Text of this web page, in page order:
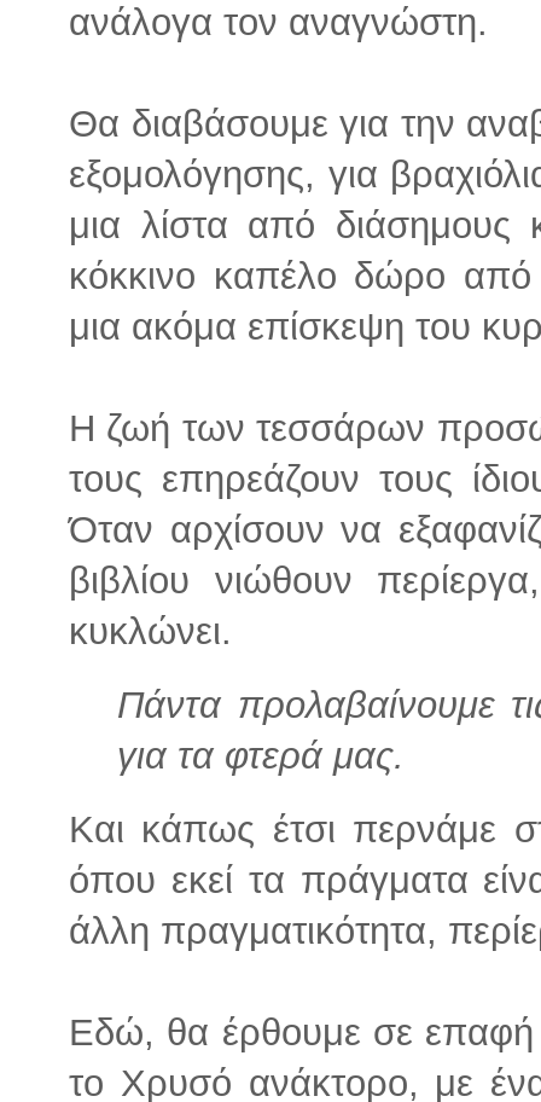
ανάλογα τον αναγνώστη.
Θα διαβάσουμε για την
εξομολόγησης, για
μια λίστα από διάσημους
κόκκινο καπέλο δώρο
μια ακόμα επίσκεψη του
Η ζωή των τεσσάρων
τους επηρεάζουν τους
Όταν αρχίσουν να
βιβλίου νιώθουν
κυκλώνει.
Πάντα προλαβαίνουμε
για τα φτερά μας.
Και κάπως έτσι περνάμε
όπου εκεί τα πράγματα
άλλη πραγματικότητα,
Εδώ, θα έρθουμε σε
το Χρυσό ανάκτορο, με